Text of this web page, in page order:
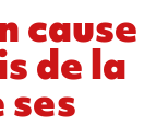
cause
de la